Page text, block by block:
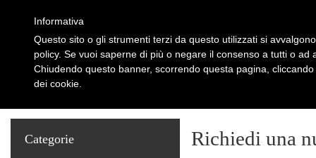
Categorie Richiedi una
Informativa
Questo sito o gli strumenti terzi da questo utilizzati si
policy. Se vuoi saperne di più o negare il consenso a tutti o
Chiudendo questo banner, scorrendo questa pagina,
dei cookie.